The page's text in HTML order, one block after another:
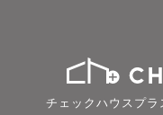
チェックハウスプ